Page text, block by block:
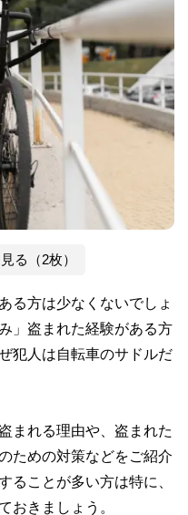
る（2枚）
る方は少なくないでしょ
」盗まれた経験がある方
犯人は自転車のサドルだ
まれる理由や、盗まれた
ための対策などをご紹介
ることが多い方は特に、
おきましょう。